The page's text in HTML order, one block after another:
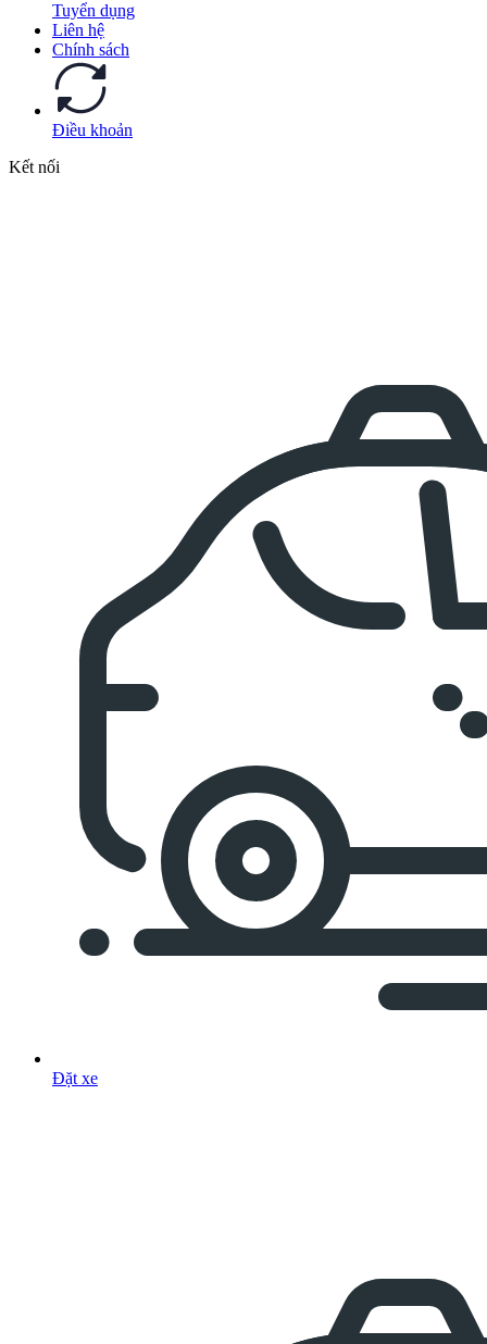
Tuyển dụng
Liên hệ
Chính sách
Điều khoản
Kết nối
Đặt xe